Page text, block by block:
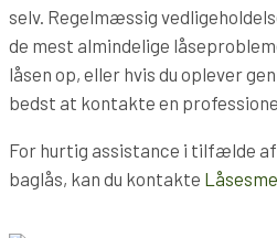
selv. Regelmæssig
de mest almindelige
låsen op, eller hvis du oplever
bedst at kontakte en
For hurtig assistance i tilfælde af
baglås, kan du kontakte